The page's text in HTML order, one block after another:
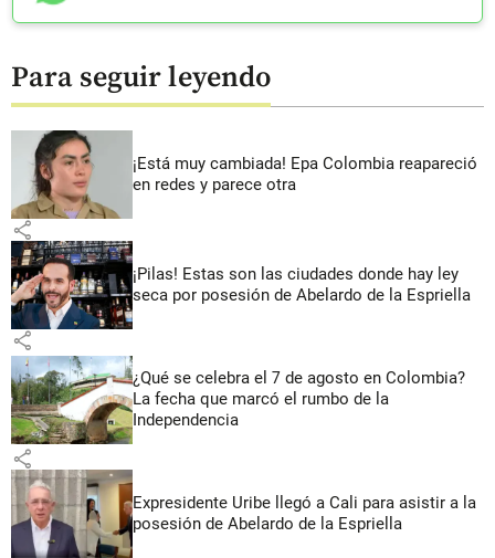
Para seguir leyendo
¡Está muy cambiada! Epa Colombia reapareció
en redes y parece otra
share
¡Pilas! Estas son las ciudades donde hay ley
seca por posesión de Abelardo de la Espriella
share
¿Qué se celebra el 7 de agosto en Colombia?
La fecha que marcó el rumbo de la
Independencia
share
Expresidente Uribe llegó a Cali para asistir a la
posesión de Abelardo de la Espriella